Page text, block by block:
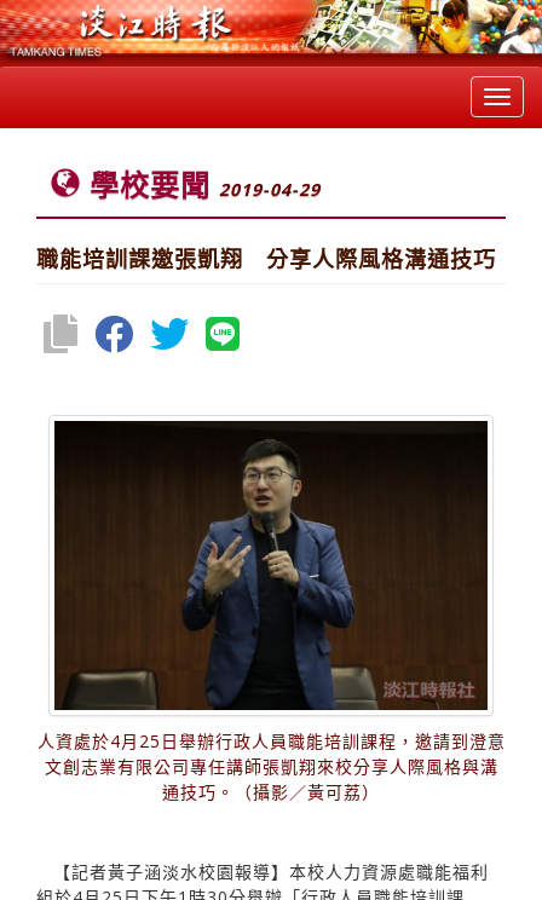
學校要聞 2019-04-29
職能培訓課邀張凱翔 分享人際風格溝通技巧
人資處於4月25日舉辦行政人員職能培訓課程，邀請到澄意
文創志業有限公司專任講師張凱翔來校分享人際風格與溝
通技巧。（攝影／黃可荔）
【記者黃子涵淡水校園報導】本校人力資源處職能福利